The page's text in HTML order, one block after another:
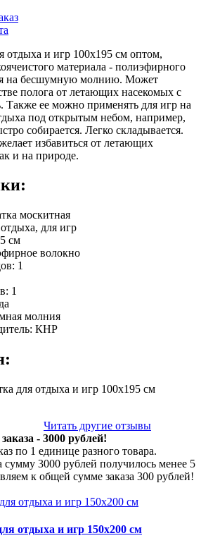
отдыха и игр 100х195 см оптом,
материала - полиэфирного
на бесшумную молнию. Может
полога от летающих насекомых с
Также ее можно применять для игр на
под открытым небом, например,
собирается. Легко складывается.
избавиться от летающих
и на природе.
москитная
для игр
см
волокно
1
1
молния
КНР
для отдыха и игр 100х195 см
Читать другие отзывы
- 3000 рублей!
по 1 единице разного товара.
сумму 3000 рублей получилось менее 5
к общей сумме заказа 300 рублей!
отдыха и игр 150х200 см